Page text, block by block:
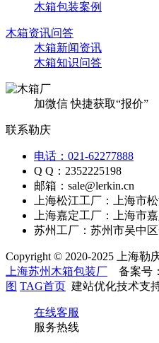
木箱包装案例
木箱资讯问答
木箱新闻资讯
木箱知识问答
加微信 快捷获取“报价”
联系勒庆
电话：021-62277888
Q Q：2352225198
邮箱：sale@lerkin.cn
上海松江工厂：上海市
上海嘉定工厂：上海市
苏州工厂：苏州市吴中
Copyright © 2020-2025 上海勒
上海苏州木箱包装厂 备案号：
图 TAG首页 建站优化技术支
在线客服
服务热线